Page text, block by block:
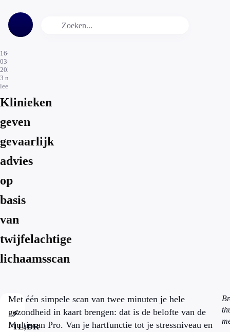
16-
03-
2026
3 min.
leestijd
Klinieken
geven
gevaarlijk
advies
op
basis
van
twijfelachtige
lichaamsscan
⚡
TL;DR
Met één simpele scan van twee minuten je hele
gezondheid in kaart brengen: dat is de belofte van de
Multiscan Pro. Van je hartfunctie tot je stressniveau en